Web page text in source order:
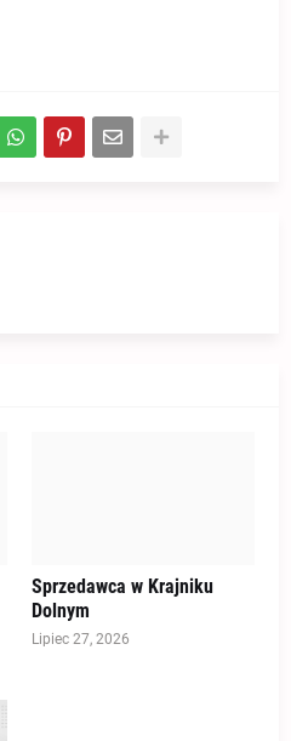
Sprzedawca w Krajniku
Dolnym
Lipiec 27, 2026